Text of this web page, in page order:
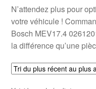
N’attendez plus pour
votre véhicule !
Bosch MEV17.4
la différence qu’une